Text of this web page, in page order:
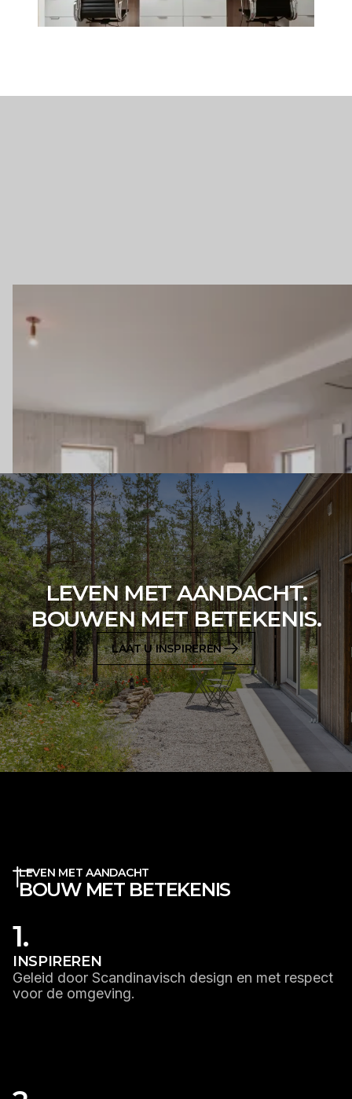
LEVEN MET AANDACHT.
BOUWEN MET BETEKENIS.
LAAT U INSPIREREN
LEVEN MET AANDACHT
BOUW MET BETEKENIS
1.
INSPIREREN
Geleid door Scandinavisch design en met respect
voor de omgeving.